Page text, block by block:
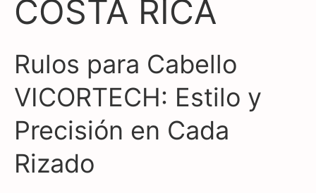
COSTA RICA
Rulos para Cabello
VICORTECH: Estilo y
Precisión en Cada
Rizado